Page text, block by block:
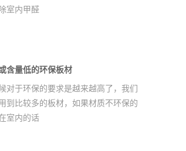
室内甲醛
含量低的环保板材
对于环保的要求是越来越高了，我们
到比较多的板材，如果材质不环保的
室内的话